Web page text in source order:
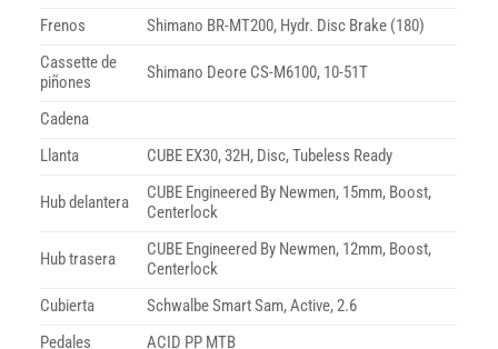
Frenos
Shimano BR-MT200, Hydr. Disc Brake (180)
Cassette de
piñones
Shimano Deore CS-M6100, 10-51T
Cadena
Llanta
CUBE EX30, 32H, Disc, Tubeless Ready
Hub delantera
CUBE Engineered By Newmen, 15mm, Boost,
Centerlock
Hub trasera
CUBE Engineered By Newmen, 12mm, Boost,
Centerlock
Cubierta
Schwalbe Smart Sam, Active, 2.6
Pedales
ACID PP MTB